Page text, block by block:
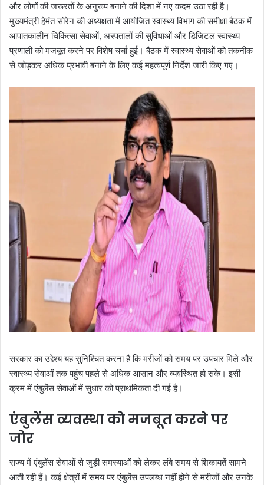
और लोगों की जरूरतों के अनुरूप बनाने की दिशा में नए कदम उठा रही है।
मुख्यमंत्री हेमंत सोरेन की अध्यक्षता में आयोजित स्वास्थ्य विभाग की समीक्षा बैठक में
आपातकालीन चिकित्सा सेवाओं, अस्पतालों की सुविधाओं और डिजिटल स्वास्थ्य
प्रणाली को मजबूत करने पर विशेष चर्चा हुई। बैठक में स्वास्थ्य सेवाओं को तकनीक
से जोड़कर अधिक प्रभावी बनाने के लिए कई महत्वपूर्ण निर्देश जारी किए गए।
सरकार का उद्देश्य यह सुनिश्चित करना है कि मरीजों को समय पर उपचार मिले और
स्वास्थ्य सेवाओं तक पहुंच पहले से अधिक आसान और व्यवस्थित हो सके। इसी
क्रम में एंबुलेंस सेवाओं में सुधार को प्राथमिकता दी गई है।
एंबुलेंस व्यवस्था को मजबूत करने पर
जोर
राज्य में एंबुलेंस सेवाओं से जुड़ी समस्याओं को लेकर लंबे समय से शिकायतें सामने
आती रही हैं। कई क्षेत्रों में समय पर एंबुलेंस उपलब्ध नहीं होने से मरीजों और उनके